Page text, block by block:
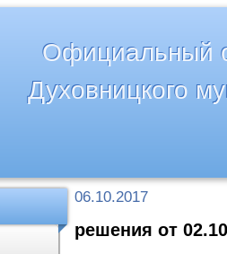
Официальный
Духовницкого
06.10.2017
решения от